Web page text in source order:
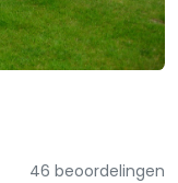
46 beoordelingen